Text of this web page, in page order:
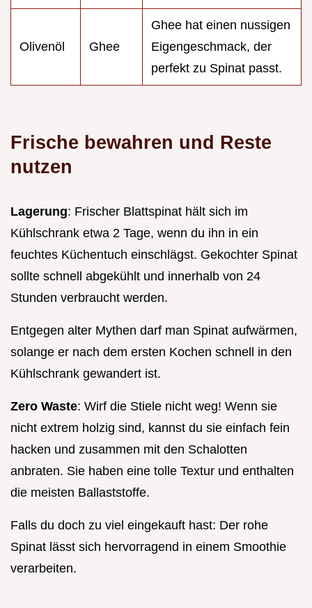
Olivenöl Ghee
Ghee hat einen nussigen
Eigengeschmack, der
perfekt zu Spinat passt.
Frische bewahren und Reste
nutzen
Lagerung: Frischer Blattspinat hält sich im
Kühlschrank etwa 2 Tage, wenn du ihn in ein
feuchtes Küchentuch einschlägst. Gekochter Spinat
sollte schnell abgekühlt und innerhalb von 24
Stunden verbraucht werden.
Entgegen alter Mythen darf man Spinat aufwärmen,
solange er nach dem ersten Kochen schnell in den
Kühlschrank gewandert ist.
Zero Waste: Wirf die Stiele nicht weg! Wenn sie
nicht extrem holzig sind, kannst du sie einfach fein
hacken und zusammen mit den Schalotten
anbraten. Sie haben eine tolle Textur und enthalten
die meisten Ballaststoffe.
Falls du doch zu viel eingekauft hast: Der rohe
Spinat lässt sich hervorragend in einem Smoothie
verarbeiten.